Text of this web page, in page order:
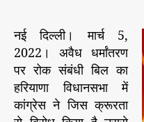
नई दिल्ली। मार्च 5,
2022। अवैध धर्मांतरण
पर रोक संबंधी बिल का
हरियाणा विधानसभा में
कांग्रेस ने जिस क्रूरता